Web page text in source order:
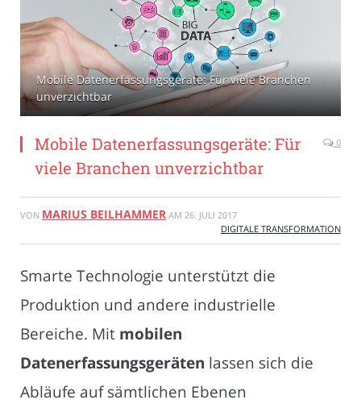
Mobile Datenerfassungsgeräte: Für viele Branchen
unverzichtbar
Mobile Datenerfassungsgeräte: Für
viele Branchen unverzichtbar
0
VON MARIUS BEILHAMMER AM 26. JULI 2017
DIGITALE TRANSFORMATION
Smarte Technologie unterstützt die
Produktion und andere industrielle
Bereiche. Mit mobilen
Datenerfassungsgeräten lassen sich die
Abläufe auf sämtlichen Ebenen